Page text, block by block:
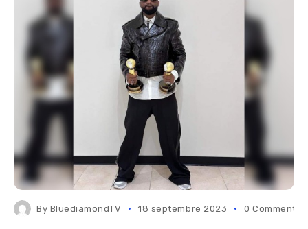
By BluediamondTV 18 septembre 2023 0 Comments